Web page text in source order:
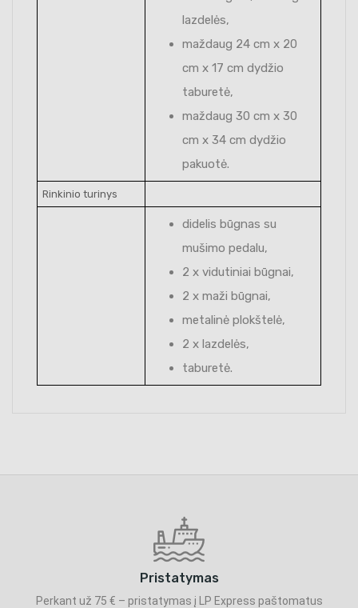
lazdelės,
maždaug 24 cm x 20
cm x 17 cm dydžio
taburetė,
maždaug 30 cm x 30
cm x 34 cm dydžio
pakuotė.
Rinkinio turinys
didelis būgnas su
mušimo pedalu,
2 x vidutiniai būgnai,
2 x maži būgnai,
metalinė plokštelė,
2 x lazdelės,
taburetė.
Pristatymas
Perkant už 75 € – pristatymas į LP Express paštomatus